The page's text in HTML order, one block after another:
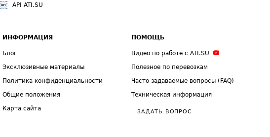
API ATI.SU
ИНФОРМАЦИЯ
Блог
Эксклюзивные материалы
Политика конфиденциальности
Общие положения
Карта сайта
ПОМОЩЬ
Видео по работе с ATI.SU
Полезное по перевозкам
Часто задаваемые вопросы (FAQ)
Техническая информация
ЗАДАТЬ ВОПРОС